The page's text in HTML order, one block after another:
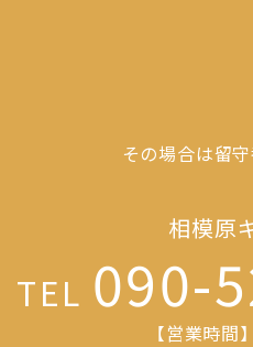
その場合は留
相模原
TEL 090-
【営業時